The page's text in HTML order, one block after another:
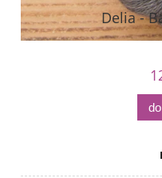
Delia -